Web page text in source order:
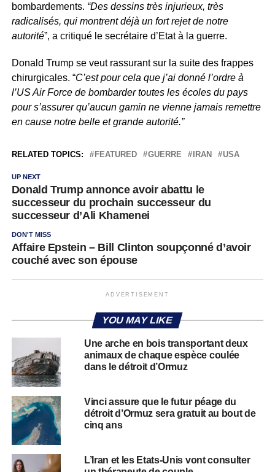
bombardements. “Des dessins très injurieux, très
radicalisés, qui montrent déjà un fort rejet de notre
autorité”, a critiqué le secrétaire d’Etat à la guerre.
Donald Trump se veut rassurant sur la suite des frappes
chirurgicales. “C’est pour cela que j’ai donné l’ordre à
l’US Air Force de bombarder toutes les écoles du pays
pour s’assurer qu’aucun gamin ne vienne jamais remettre
en cause notre belle et grande autorité.”
RELATED TOPICS: FEATURED GUERRE IRAN USA
UP NEXT
Donald Trump annonce avoir abattu le
successeur du prochain successeur du
successeur d’Ali Khamenei
DON'T MISS
Affaire Epstein – Bill Clinton soupçonné d’avoir
couché avec son épouse
ADVERTISEMENT
YOU MAY LIKE
Une arche en bois transportant deux
animaux de chaque espèce coulée
dans le détroit d’Ormuz
Vinci assure que le futur péage du
détroit d’Ormuz sera gratuit au bout de
cinq ans
L’Iran et les Etats-Unis vont consulter